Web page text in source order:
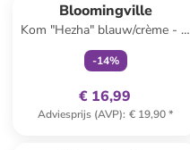
Bloomingville
Kom "Hezha" blauw/crème - Ø
13 cm
-14%
€ 16,99
Adviesprijs (AVP): € 19,90*